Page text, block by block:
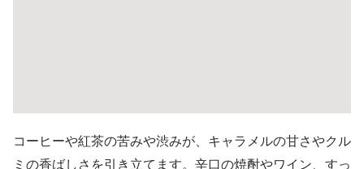
コーヒーや紅茶の苦みや渋みが、キャラメルの甘さやクル
ミの香ばしさを引き立てます。辛口の焼酎やワイン、すっ